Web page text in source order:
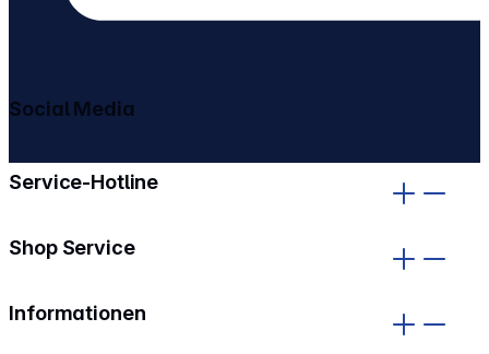
Service-Hotline
Shop Service
Informationen
Social Media